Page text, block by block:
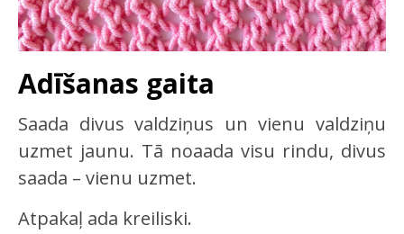
Adīšanas gaita
Saada divus valdziņus un vienu valdziņu
uzmet jaunu. Tā noaada visu rindu, divus
saada – vienu uzmet.
Atpakaļ ada kreiliski.